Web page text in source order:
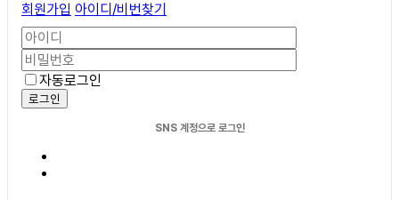
회원가입 아이디/비번찾기
자동로그인
로그인
SNS 계정으로 로그인